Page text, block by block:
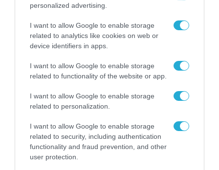
personalized advertising.
I want to allow Google to enable storage
related to analytics like cookies on web or
device identifiers in apps.
I want to allow Google to enable storage
related to functionality of the website or app.
I want to allow Google to enable storage
related to personalization.
I want to allow Google to enable storage
related to security, including authentication
functionality and fraud prevention, and other
user protection.
06.08.2026 | 09:03
«Οι εντελώς αθώοι»: Η ανάρτηση του Αρκά για
τα ζώα που χάθηκαν στις πυρκαγιές της
Αττικής (φωτο)